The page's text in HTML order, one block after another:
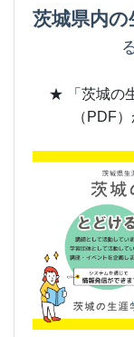
茨城県内の
★ 「茨城の
（PDF